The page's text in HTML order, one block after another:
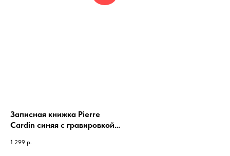
Записная книжка Pierre
Cardin синяя с гравировкой
1 299 р.